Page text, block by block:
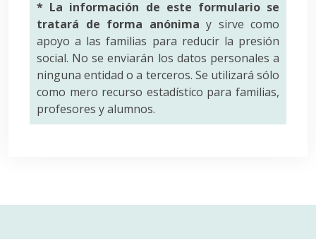
* La información de este formulario se
tratará de forma anónima y sirve como
apoyo a las familias para reducir la presión
social. No se enviarán los datos personales a
ninguna entidad o a terceros. Se utilizará sólo
como mero recurso estadístico para familias,
profesores y alumnos.